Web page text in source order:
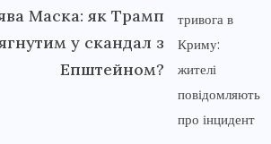
Маска: як Трамп
у скандал з
Епштейном?